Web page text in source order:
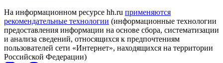
На информационном ресурсе hh.ru применяются
рекомендательные технологии (информационные технологии
предоставления информации на основе сбора, систематизации
и анализа сведений, относящихся к предпочтениям
пользователей сети «Интернет», находящихся на территории
Российской Федерации)